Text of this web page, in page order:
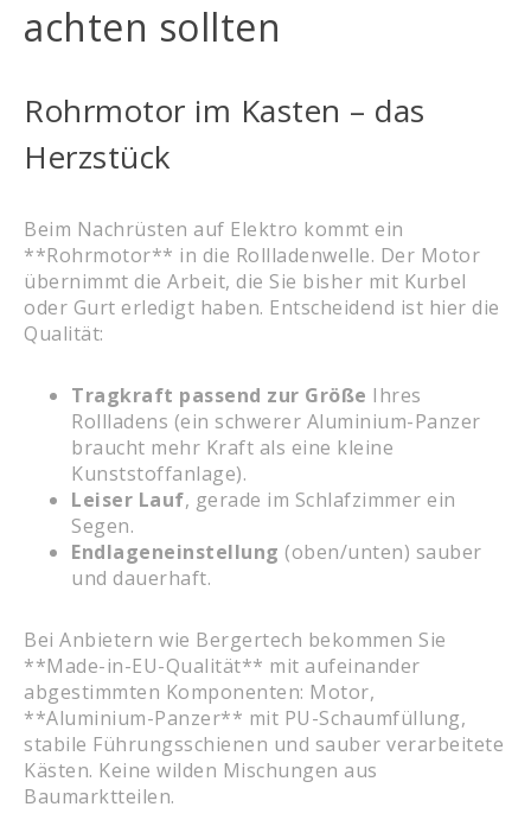
achten sollten
Rohrmotor im Kasten – das
Herzstück
Beim Nachrüsten auf Elektro kommt ein
**Rohrmotor** in die Rollladenwelle. Der Motor
übernimmt die Arbeit, die Sie bisher mit Kurbel
oder Gurt erledigt haben. Entscheidend ist hier die
Qualität:
Tragkraft passend zur Größe Ihres
Rollladens (ein schwerer Aluminium-Panzer
braucht mehr Kraft als eine kleine
Kunststoffanlage).
Leiser Lauf, gerade im Schlafzimmer ein
Segen.
Endlageneinstellung (oben/unten) sauber
und dauerhaft.
Bei Anbietern wie Bergertech bekommen Sie
**Made-in-EU-Qualität** mit aufeinander
abgestimmten Komponenten: Motor,
**Aluminium-Panzer** mit PU-Schaumfüllung,
stabile Führungsschienen und sauber verarbeitete
Kästen. Keine wilden Mischungen aus
Baumarktteilen.